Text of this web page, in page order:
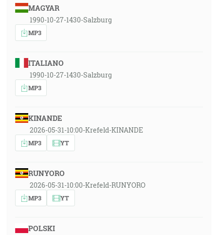
MAGYAR
1990-10-27-1430-Salzburg
MP3
ITALIANO
1990-10-27-1430-Salzburg
MP3
KINANDE
2026-05-31-10:00-Krefeld-KINANDE
MP3 YT
RUNYORO
2026-05-31-10:00-Krefeld-RUNYORO
MP3 YT
POLSKI